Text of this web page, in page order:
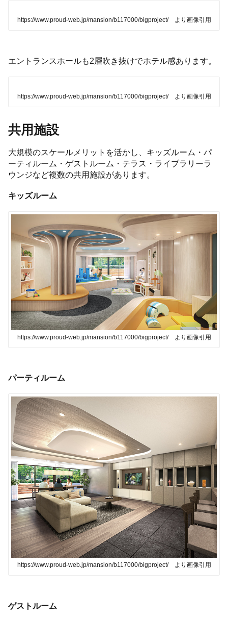
https://www.proud-web.jp/mansion/b117000/bigproject/ より画像引用
エントランスホールも2層吹き抜けでホテル感あります。
https://www.proud-web.jp/mansion/b117000/bigproject/ より画像引用
共用施設
大規模のスケールメリットを活かし、キッズルーム・パ
ーティルーム・ゲストルーム・テラス・ライブラリーラ
ウンジなど複数の共用施設があります。
キッズルーム
https://www.proud-web.jp/mansion/b117000/bigproject/ より画像引用
パーティルーム
https://www.proud-web.jp/mansion/b117000/bigproject/ より画像引用
ゲストルーム